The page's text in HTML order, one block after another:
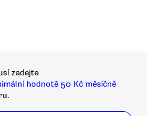
zadejte
hodnotě 50 Kč měsíčně